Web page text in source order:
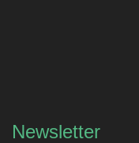
Newsletter